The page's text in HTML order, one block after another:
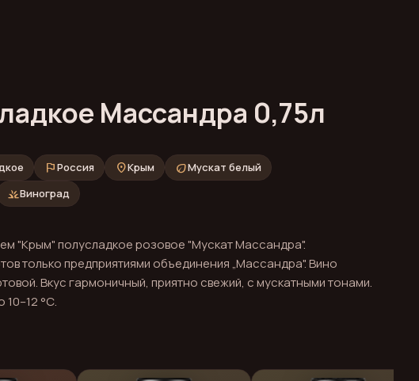
Массандра 0,75л
flagРоссия placeКрым ecoМускат белый
grassВиноград
"Крым" полусладкое розовое "Мускат Массандра".
только предприятиями объединения „Массандра". Вино
Вкус гармоничный, приятно свежий, с мускатными тонами.
°С.